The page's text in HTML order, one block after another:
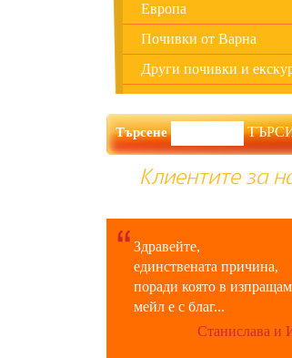
Европа
Почивки от Варна
Други почивки и
Търсене
Клиентите за
Здравейте,
единствената причина,
поради която в
мейл е с благ...
Станислава и